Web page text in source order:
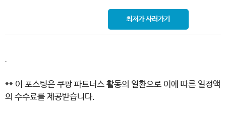
최저가 사러가기
.
** 이 포스팅은 쿠팡 파트너스 활동의 일환으로 이에 따른 일정액
의 수수료를 제공받습니다.